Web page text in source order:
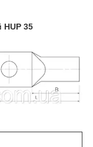
HUP 35